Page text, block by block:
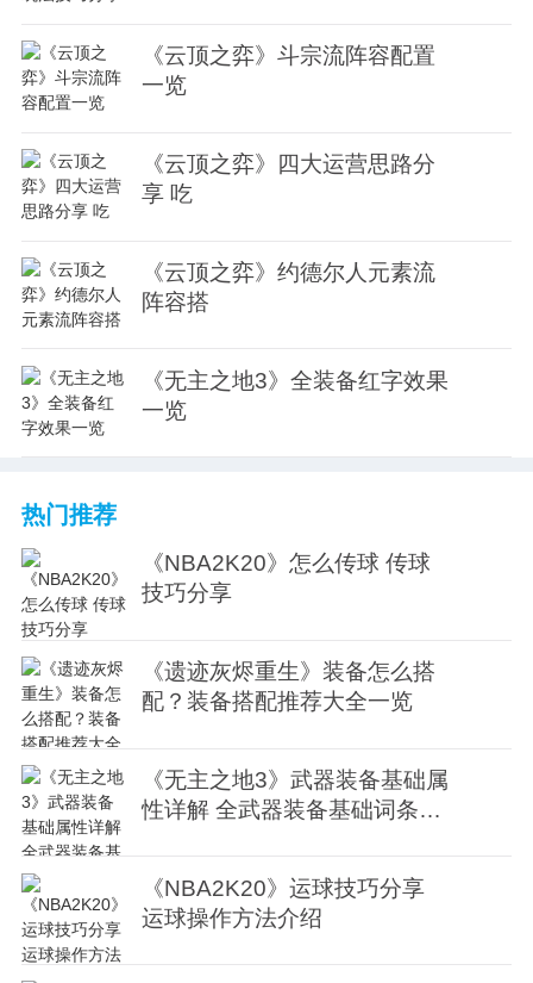
《云顶之弈》斗宗流阵容配置
一览
《云顶之弈》四大运营思路分
享 吃
《云顶之弈》约德尔人元素流
阵容搭
《无主之地3》全装备红字效果
一览
热门推荐
《NBA2K20》怎么传球 传球
技巧分享
《遗迹灰烬重生》装备怎么搭
配？装备搭配推荐大全一览
《无主之地3》武器装备基础属
性详解 全武器装备基础词条介
《NBA2K20》运球技巧分享
运球操作方法介绍